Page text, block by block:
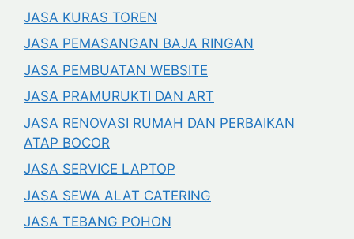
JASA KURAS TOREN
JASA PEMASANGAN BAJA RINGAN
JASA PEMBUATAN WEBSITE
JASA PRAMURUKTI DAN ART
JASA RENOVASI RUMAH DAN PERBAIKAN
ATAP BOCOR
JASA SERVICE LAPTOP
JASA SEWA ALAT CATERING
JASA TEBANG POHON